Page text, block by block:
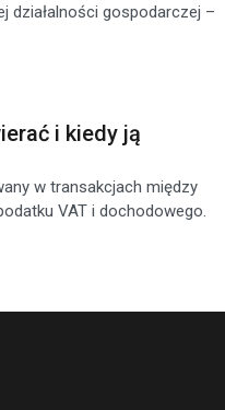
działalności gospodarczej –
i kiedy ją
w transakcjach między
VAT i dochodowego.